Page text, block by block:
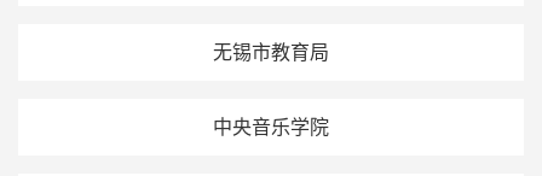
无锡市教育局
中央音乐学院